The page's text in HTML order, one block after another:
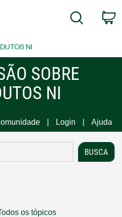
Search
NI
SOBRE
NI
Login Ajuda
os tópicos